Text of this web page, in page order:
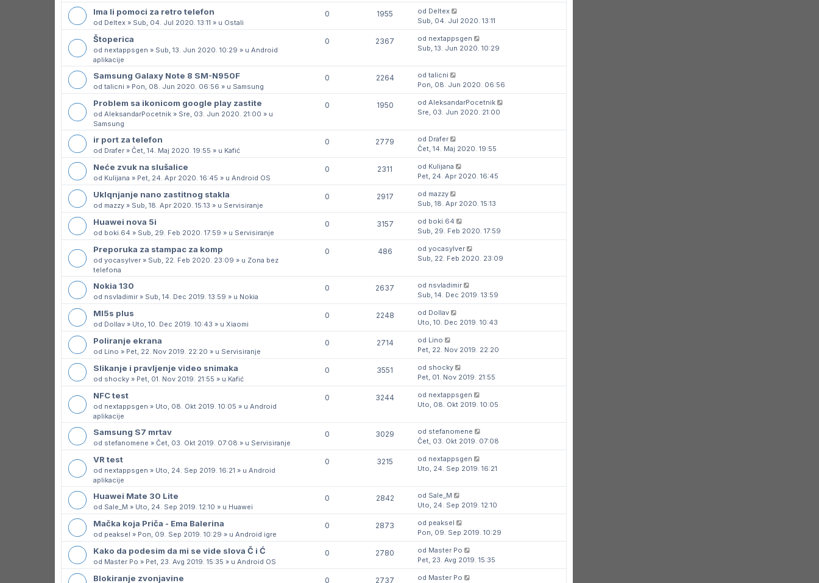
Ima li pomoci za retro telefon
od Deltex» Sub, 04. Jul 2020. 13:11 » u Ostali
0 1955 od Deltex
Sub, 04. Jul 2020. 13:11
Štoperica
od nextappsgen » Sub, 13. Jun 2020. 10:29 » u Android
aplikacije
0 2367 od nextappsgen
Sub, 13. Jun 2020. 10:29
Samsung Galaxy Note 8 SM-N950F
od talicni » Pon, 08. Jun 2020. 06:56 » u Samsung
0 2264 od talicni
Pon, 08. Jun 2020. 06:56
Problem sa ikonicom google play zastite
od AleksandarPocetnik» Sre, 03. Jun 2020. 21:00 » u
Samsung
0 1950 od AleksandarPocetnik
Sre, 03. Jun 2020. 21:00
ir port za telefon
od Drafer» Čet, 14. Maj 2020. 19:55 » u Kafić
0 2779 od Drafer
Čet, 14. Maj 2020. 19:55
Neće zvuk na slušalice
od Kulijana » Pet, 24. Apr 2020. 16:45 » u Android OS
0 2311 od Kulijana
Pet, 24. Apr 2020. 16:45
Uklqnjanje nano zastitnog stakla
od mazzy» Sub, 18. Apr 2020. 15:13 » u Servisiranje
0 2917 od mazzy
Sub, 18. Apr 2020. 15:13
Huawei nova 5i
od boki.64 » Sub, 29. Feb 2020. 17:59 » u Servisiranje
0 3157 od boki.64
Sub, 29. Feb 2020. 17:59
Preporuka za stampac za komp
od yocasylver» Sub, 22. Feb 2020. 23:09 » u Zona bez
telefona
0 486 od yocasylver
Sub, 22. Feb 2020. 23:09
Nokia 130
od nsvladimir» Sub, 14. Dec 2019. 13:59 » u Nokia
0 2637 od nsvladimir
Sub, 14. Dec 2019. 13:59
MI5s plus
od Dollav» Uto, 10. Dec 2019. 10:43 » u Xiaomi
0 2248 od Dollav
Uto, 10. Dec 2019. 10:43
Poliranje ekrana
od Lino » Pet, 22. Nov 2019. 22:20 » u Servisiranje
0 2714 od Lino
Pet, 22. Nov 2019. 22:20
Slikanje i pravljenje video snimaka
od shocky» Pet, 01. Nov 2019. 21:55 » u Kafić
0 3551 od shocky
Pet, 01. Nov 2019. 21:55
NFC test
od nextappsgen » Uto, 08. Okt 2019. 10:05 » u Android
aplikacije
0 3244 od nextappsgen
Uto, 08. Okt 2019. 10:05
Samsung S7 mrtav
od stefanomene » Čet, 03. Okt 2019. 07:08 » u Servisiranje
0 3029 od stefanomene
Čet, 03. Okt 2019. 07:08
VR test
od nextappsgen » Uto, 24. Sep 2019. 16:21 » u Android
aplikacije
0 3215 od nextappsgen
Uto, 24. Sep 2019. 16:21
Huawei Mate 30 Lite
od Sale_M » Uto, 24. Sep 2019. 12:10 » u Huawei
0 2842 od Sale_M
Uto, 24. Sep 2019. 12:10
Mačka koja Priča - Ema Balerina
od peaksel » Pon, 09. Sep 2019. 10:29 » u Android igre
0 2873 od peaksel
Pon, 09. Sep 2019. 10:29
Kako da podesim da mi se vide slova Č i Ć
od Master Po » Pet, 23. Avg 2019. 15:35 » u Android OS
0 2780 od Master Po
Pet, 23. Avg 2019. 15:35
Blokiranje zvonjavine 0 2737 od Master Po